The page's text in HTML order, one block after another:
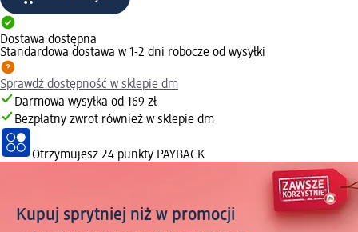
Dostawa dostępna
Standardowa dostawa w 1-2 dni robocze od wysyłki
Sprawdź dostępność w sklepie dm
Darmowa wysyłka od 169 zł
Bezpłatny zwrot również w sklepie dm
Otrzymujesz 24 punkty PAYBACK
Kupuj sprytniej niż w promocji